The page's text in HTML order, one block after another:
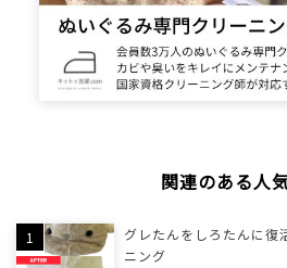
関連のある人
グレたんをしろたんに復
ニング